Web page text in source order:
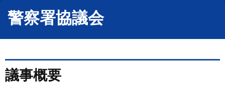
警察署協議会
議事概要